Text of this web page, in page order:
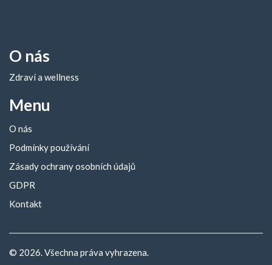
O nás
Zdraví a wellness
Menu
O nás
Podmínky používání
Zásady ochrany osobních údajů
GDPR
Kontakt
© 2026. Všechna práva vyhrazena.